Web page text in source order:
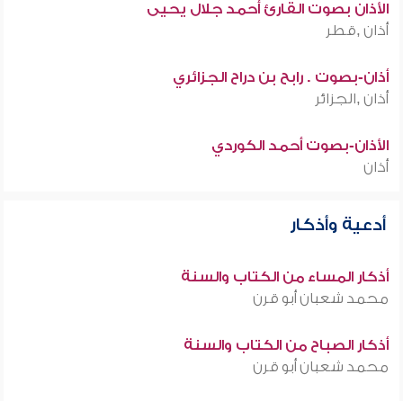
الأذان بصوت القارئ أحمد جلال يحيى
أذان ,قطر
أذان-بصوت . رابح بن دراح الجزائري
أذان ,الجزائر
الأذان-بصوت أحمد الكوردي
أذان
أدعية وأذكار
أذكار المساء من الكتاب والسنة
محمد شعبان أبو قرن
أذكار الصباح من الكتاب والسنة
محمد شعبان أبو قرن